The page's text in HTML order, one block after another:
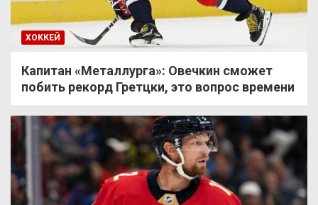
ХОККЕЙ
Капитан «Металлурга»: Овечкин сможет
побить рекорд Гретцки, это вопрос времени